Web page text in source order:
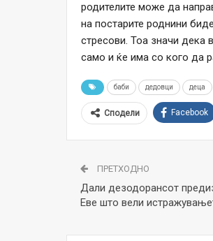
родителите може да
на постарите роднини
стресови. Тоа значи дека
само и ќе има со кого да
баби дедовци деца
Сподели Facebook
ПРЕТХОДНО
Дали дезодорансот
Еве што вели